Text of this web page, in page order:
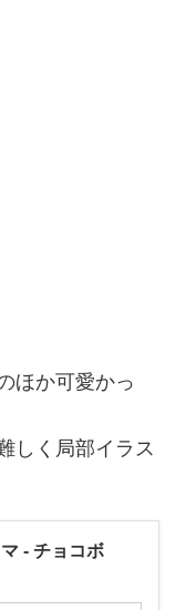
ほか可愛かっ
しく局部イラス
- チョコボ